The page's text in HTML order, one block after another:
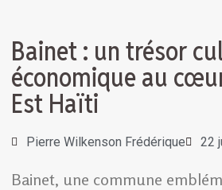
Bainet : un trésor
économique au
Est Haïti
Pierre Wilkenson Frédérique 22
Bainet, une commune